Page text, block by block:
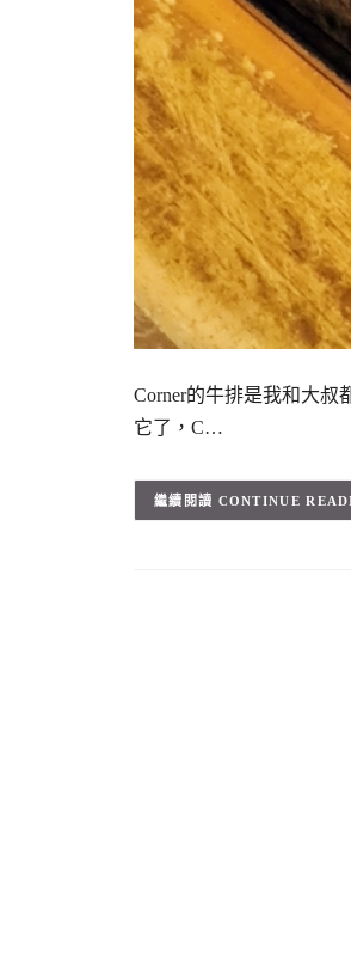
Corner的牛排是我和大
它了，C…
CONTINUE